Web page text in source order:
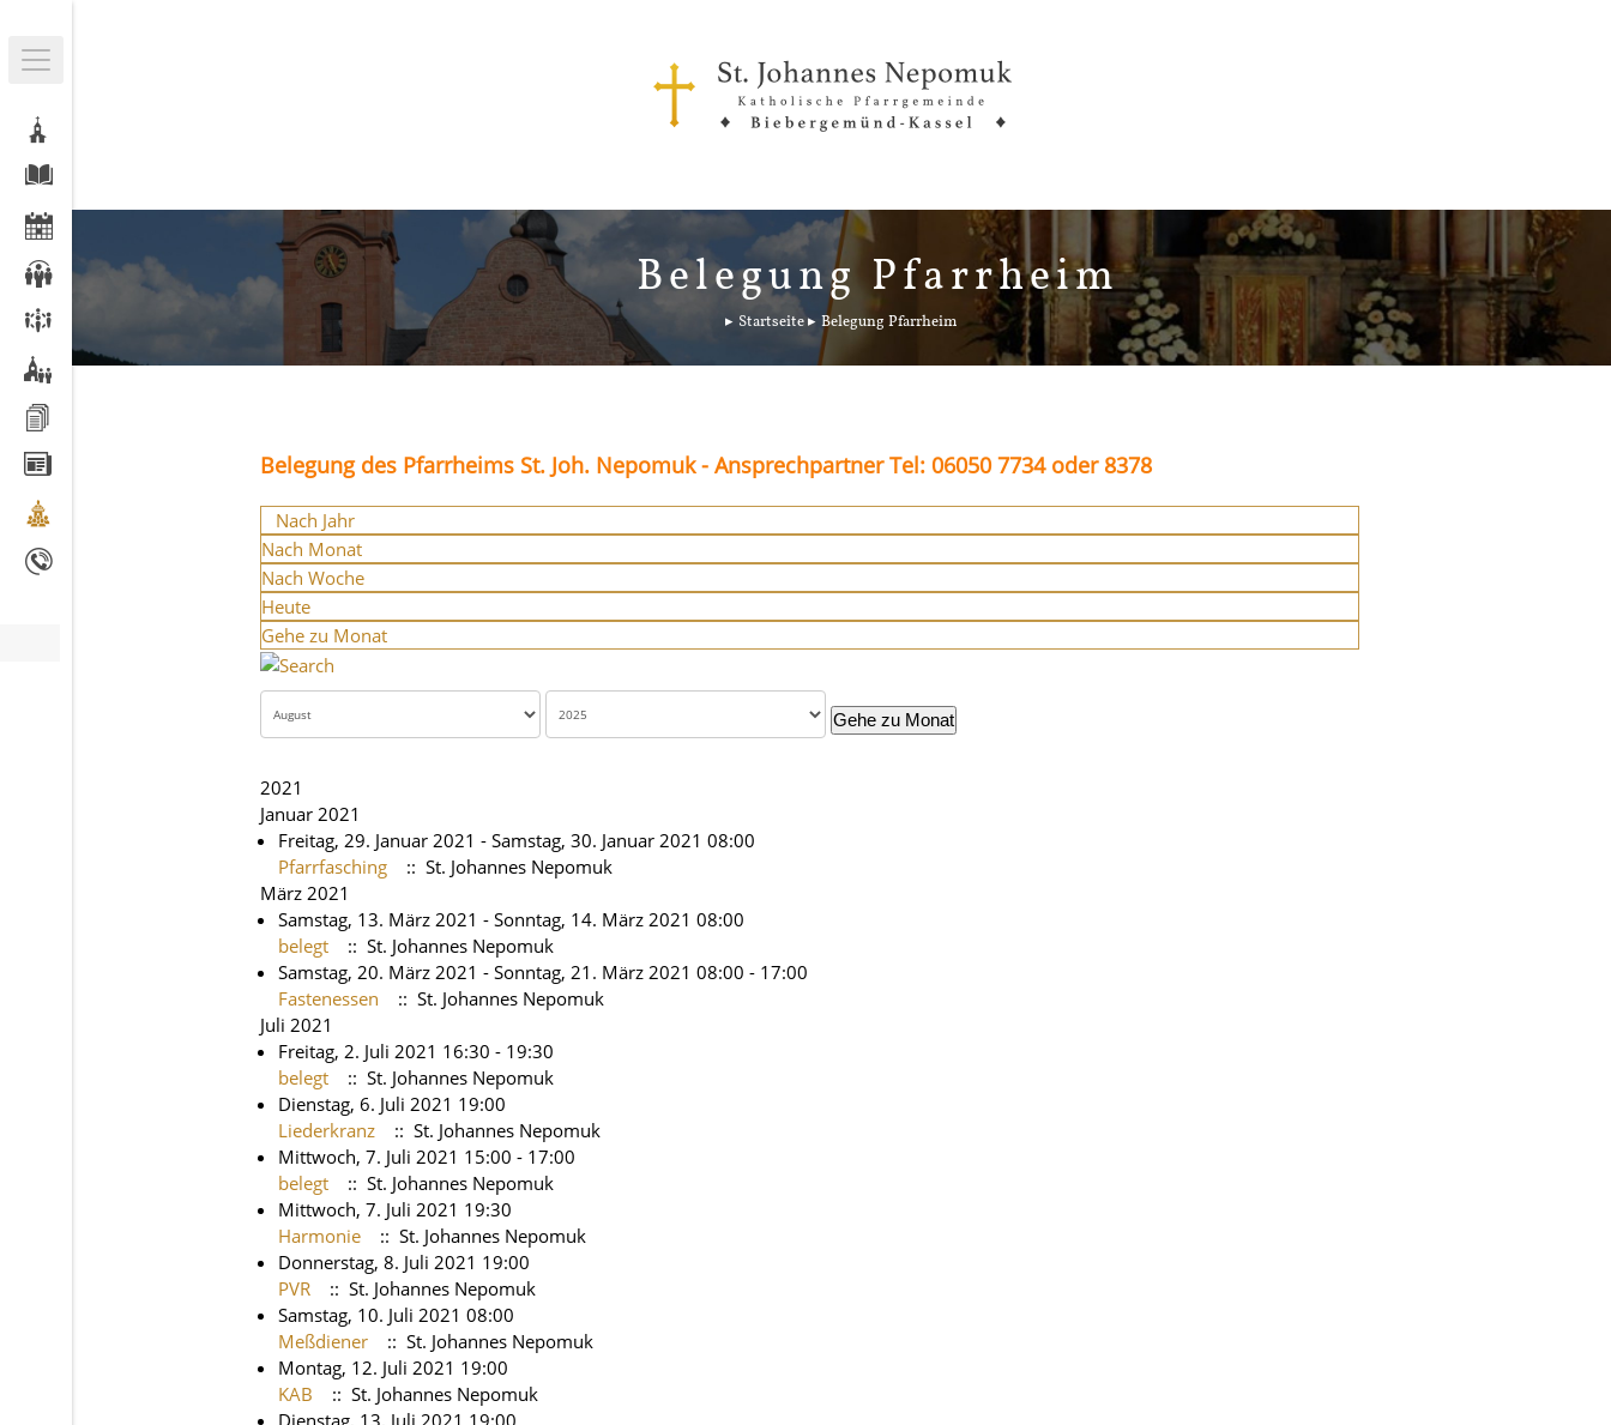
Belegung Pfarrheim
Startseite Belegung Pfarrheim
Belegung des Pfarrheims St. Joh. Nepomuk - Ansprechpartner Tel: 06050 7734 oder 8378
Nach Jahr
Nach Monat
Nach Woche
Heute
Gehe zu Monat
Gehe zu Monat
2021
Januar 2021
Freitag, 29. Januar 2021 - Samstag, 30. Januar 2021 08:00
Pfarrfasching
:: St. Johannes Nepomuk
März 2021
Samstag, 13. März 2021 - Sonntag, 14. März 2021 08:00
belegt
:: St. Johannes Nepomuk
Samstag, 20. März 2021 - Sonntag, 21. März 2021 08:00 - 17:00
Fastenessen
:: St. Johannes Nepomuk
Juli 2021
Freitag, 2. Juli 2021 16:30 - 19:30
belegt
:: St. Johannes Nepomuk
Dienstag, 6. Juli 2021 19:00
Liederkranz
:: St. Johannes Nepomuk
Mittwoch, 7. Juli 2021 15:00 - 17:00
belegt
:: St. Johannes Nepomuk
Mittwoch, 7. Juli 2021 19:30
Harmonie
:: St. Johannes Nepomuk
Donnerstag, 8. Juli 2021 19:00
PVR
:: St. Johannes Nepomuk
Samstag, 10. Juli 2021 08:00
Meßdiener
:: St. Johannes Nepomuk
Montag, 12. Juli 2021 19:00
KAB
:: St. Johannes Nepomuk
Dienstag, 13. Juli 2021 19:00